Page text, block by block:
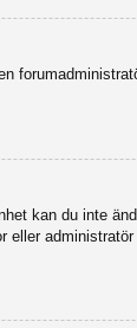
kan du inte
eller